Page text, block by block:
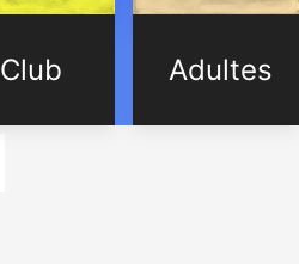
Club Adultes